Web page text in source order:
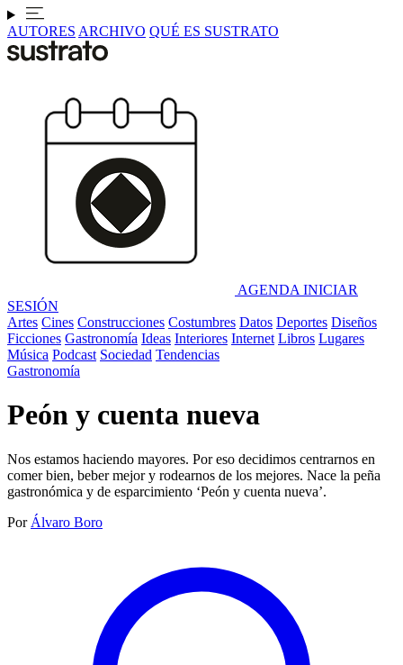
AUTORES ARCHIVO QUÉ ES SUSTRATO
AGENDA INICIAR
SESIÓN
Artes Cines Construcciones Costumbres Datos Deportes Diseños
Ficciones Gastronomía Ideas Interiores Internet Libros Lugares
Música Podcast Sociedad Tendencias
Gastronomía
Peón y cuenta nueva
Nos estamos haciendo mayores. Por eso decidimos centrarnos en
comer bien, beber mejor y rodearnos de los mejores. Nace la peña
gastronómica y de esparcimiento ‘Peón y cuenta nueva’.
Por Álvaro Boro